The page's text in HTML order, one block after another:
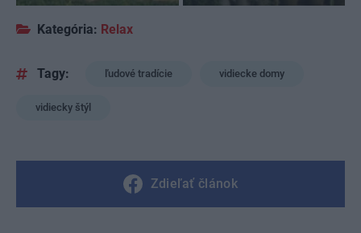
Kategória: Relax
Tagy: ľudové tradície vidiecke domy
vidiecky štýl
Zdieľať článok